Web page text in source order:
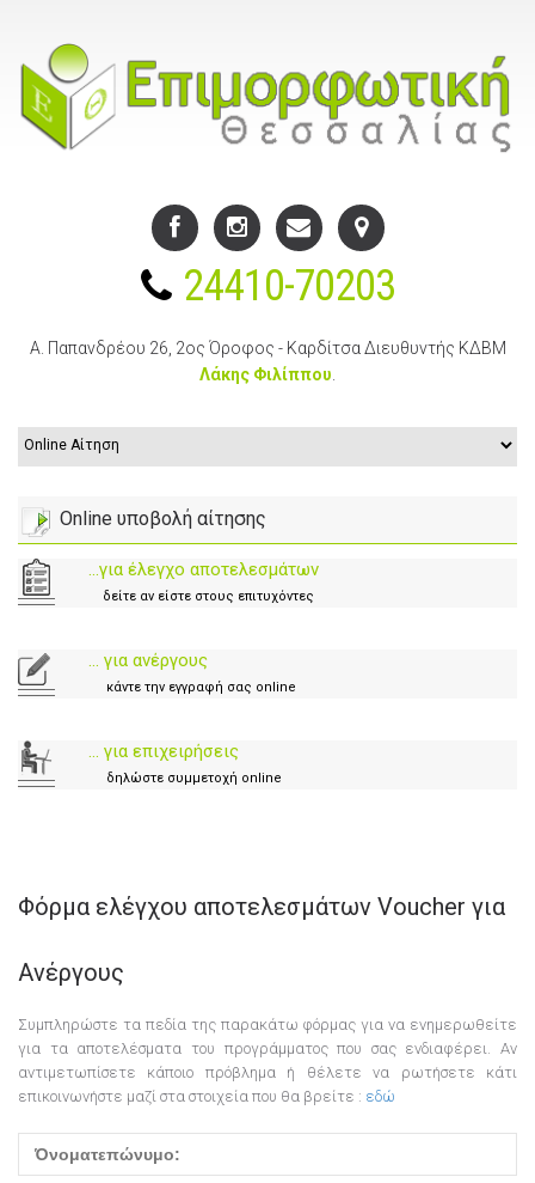
24410-70203
Α. Παπανδρέου 26, 2ος Όροφος - Καρδίτσα Διευθυντής ΚΔΒΜ
Λάκης Φιλίππου
Online υποβολή αίτησης
...για έλεγχο αποτελεσμάτων
δείτε αν είστε στους επιτυχόντες
... για ανέργους
κάντε την εγγραφή σας online
... για επιχειρήσεις
δηλώστε συμμετοχή online
Φόρμα ελέγχου αποτελεσμάτων Voucher για
Ανέργους
Συμπληρώστε τα πεδία της παρακάτω φόρμας για να ενημερωθείτε
για τα αποτελέσματα του προγράμματος που σας ενδιαφέρει. Αν
αντιμετωπίσετε κάποιο πρόβλημα ή θέλετε να ρωτήσετε κάτι
επικοινωνήστε μαζί στα στοιχεία που θα βρείτε : εδώ